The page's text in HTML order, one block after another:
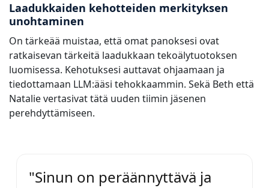
Laadukkaiden kehotteiden merkityksen
unohtaminen
On tärkeää muistaa, että omat panoksesi ovat
ratkaisevan tärkeitä laadukkaan tekoälytuotoksen
luomisessa. Kehotuksesi auttavat ohjaamaan ja
tiedottamaan LLM:ääsi tehokkaammin. Sekä Beth että
Natalie vertasivat tätä uuden tiimin jäsenen
perehdyttämiseen.
"Sinun on peräännyttävä ja